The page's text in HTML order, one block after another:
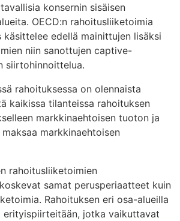
konsernin sisäisen
OECD:n rahoitusliiketoimia
käsittelee edellä mainittujen lisäksi
niin sanottujen captive-
siirtohinnoittelua.
rahoituksessa on olennaista
kaikissa tilanteissa rahoituksen
markkinaehtoisen tuoton ja
markkinaehtoisen
rahoitusliiketoimien
samat perusperiaatteet kuin
Rahoituksen eri osa-alueilla
erityispiirteitään, jotka vaikuttavat